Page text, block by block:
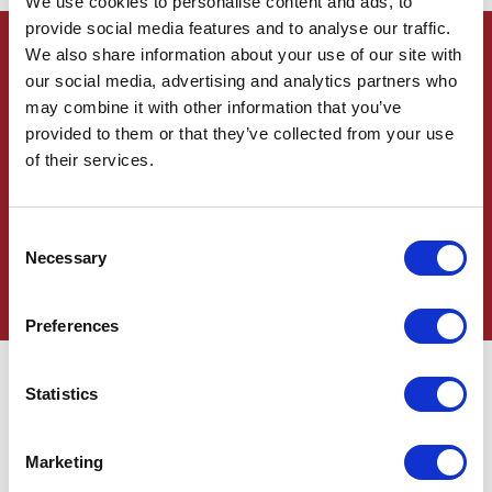
provide social media features and to analyse our traffic.
We also share information about your use of our site with
our social media, advertising and analytics partners who
may combine it with other information that you’ve
provided to them or that they’ve collected from your use
of their services.
Selection
Necessary
Preferences
Statistics
Marketing
MENU
À LA CARTE TAKE AWAY